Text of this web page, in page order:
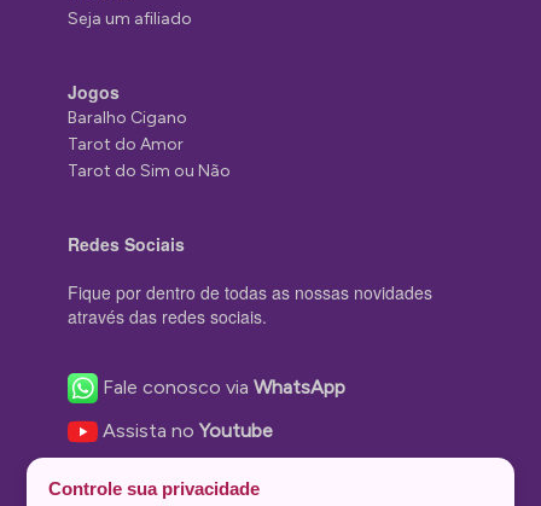
Seja um afiliado
Jogos
Baralho Cigano
Tarot do Amor
Tarot do Sim ou Não
Redes Sociais
Fique por dentro de todas as nossas novidades
através das redes sociais.
Fale conosco viaWhatsApp
Assista noYoutube
Controle sua privacidade